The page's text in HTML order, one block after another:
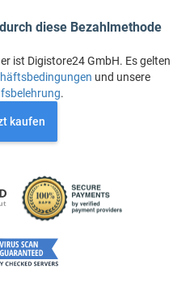
diese Bezahlmethode
ist Digistore24 GmbH. Es gelten
und unsere
.
kaufen